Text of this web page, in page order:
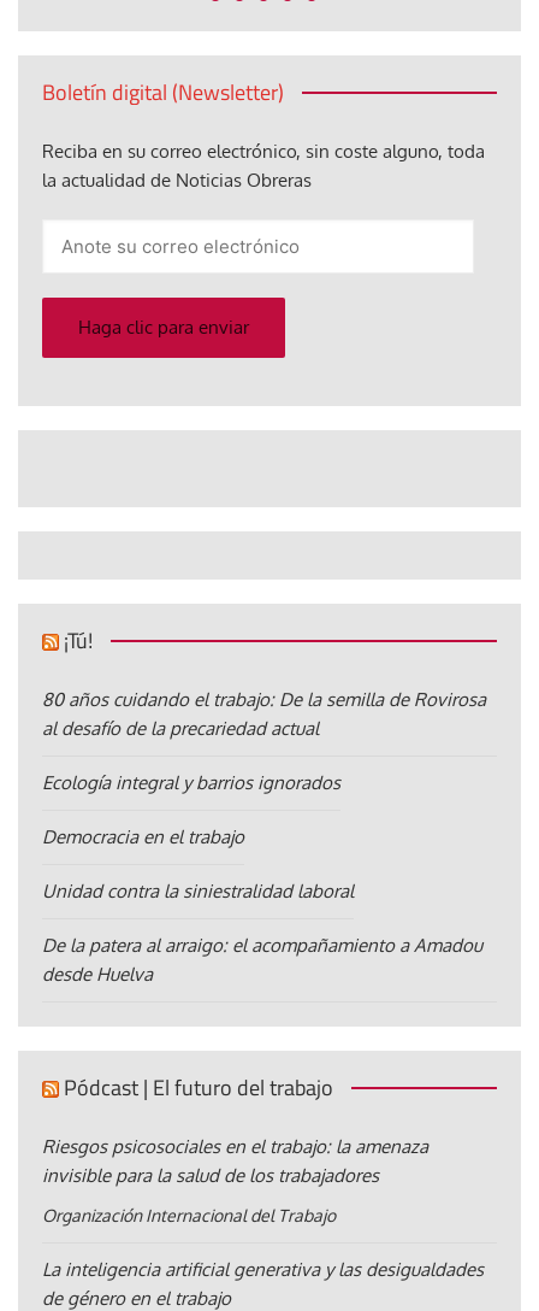
Boletín digital (Newsletter)
Reciba en su correo electrónico, sin coste alguno, toda
la actualidad de Noticias Obreras
electrónico
Haga clic para enviar
¡Tú!
80 años cuidando el trabajo: De la semilla de Rovirosa
al desafío de la precariedad actual
Ecología integral y barrios ignorados
Democracia en el trabajo
Unidad contra la siniestralidad laboral
De la patera al arraigo: el acompañamiento a Amadou
desde Huelva
Pódcast | El futuro del trabajo
Riesgos psicosociales en el trabajo: la amenaza
invisible para la salud de los trabajadores
Organización Internacional del Trabajo
La inteligencia artificial generativa y las desigualdades
de género en el trabajo